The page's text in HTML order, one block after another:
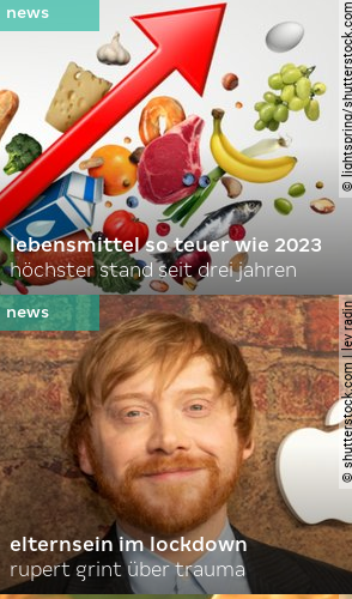
© lightspring/
lebensmittel so teuer wie 2023
höchster stand seit drei jahren
©
elternsein im lockdown
rupert grint über trauma